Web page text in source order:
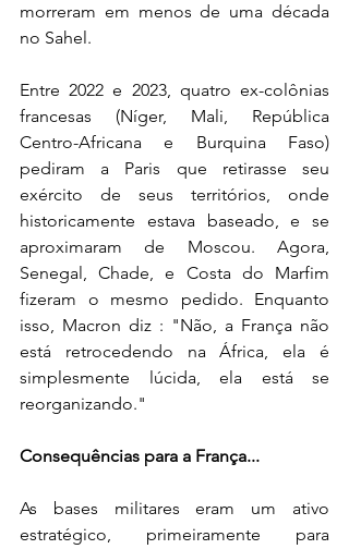
morreram em menos de uma década
no Sahel.
Entre 2022 e 2023, quatro ex-colônias
francesas (Níger, Mali, República
Centro-Africana e Burquina Faso)
pediram a Paris que retirasse seu
exército de seus territórios, onde
historicamente estava baseado, e se
aproximaram de Moscou. Agora,
Senegal, Chade, e Costa do Marfim
fizeram o mesmo pedido. Enquanto
isso, Macron diz : "Não, a França não
está retrocedendo na África, ela é
simplesmente lúcida, ela está se
reorganizando."
Consequências para a França...
As bases militares eram um ativo
estratégico, primeiramente para